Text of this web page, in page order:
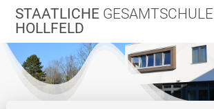
Zum
Inhalt
STAATLICHE GESAMTSCHULE
HOLLFELD